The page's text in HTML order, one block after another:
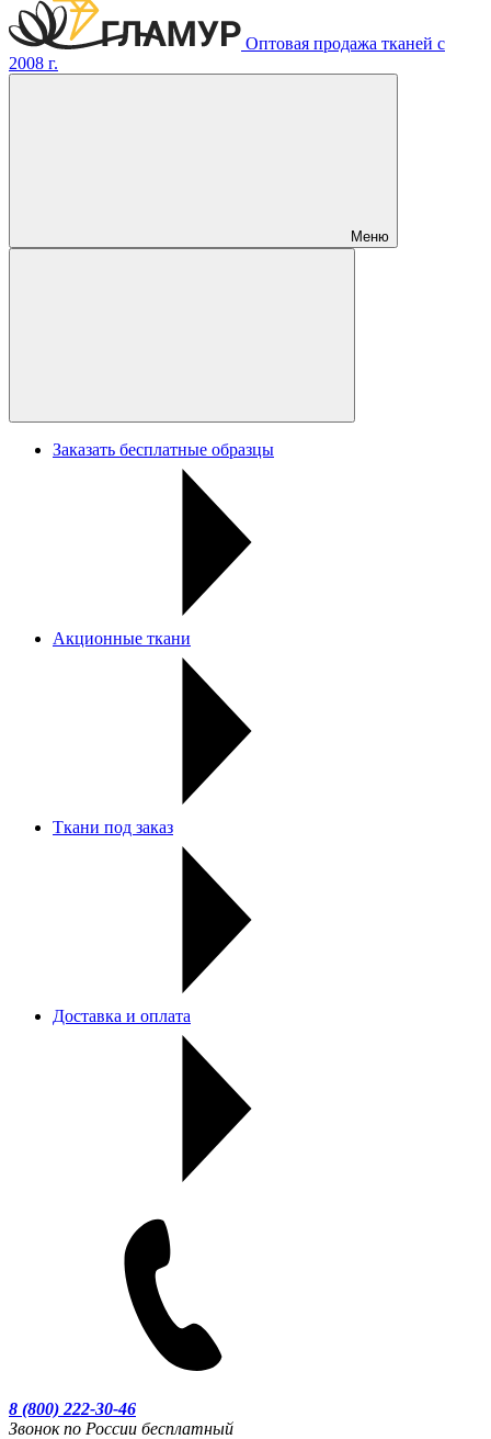
Оптовая продажа тканей с
2008 г.
Меню
Заказать бесплатные образцы
Акционные ткани
Ткани под заказ
Доставка и оплата
8 (800) 222-30-46
Звонок по России бесплатный